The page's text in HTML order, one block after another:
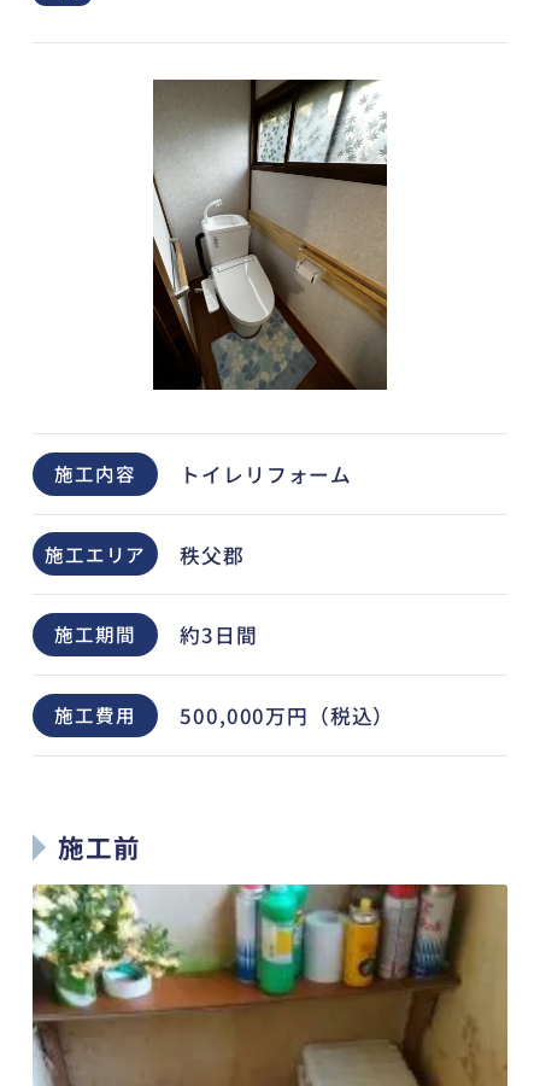
施工内容 トイレリフォーム
施工エリア 秩父郡
施工期間 約3日間
施工費用 500,000万円（税込）
施工前